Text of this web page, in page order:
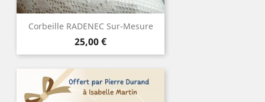
Corbeille RADENEC Sur-Mesure
Prix
25,00 €